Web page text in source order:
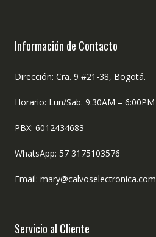
Información de Contacto
Dirección: Cra. 9 #21-38, Bogotá.
Horario: Lun/Sab. 9:30AM – 6:00PM
PBX: 6012434683
WhatsApp: 57 3175103576
Email: mary@calvoselectronica.com
Servicio al Cliente